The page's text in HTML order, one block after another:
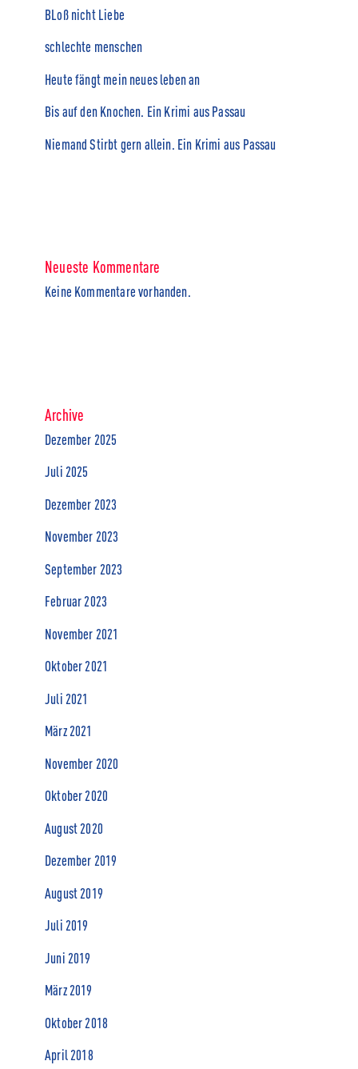
BLoß nicht Liebe
schlechte menschen
Heute fängt mein neues leben an
Bis auf den Knochen. Ein Krimi aus Passau
Niemand Stirbt gern allein. Ein Krimi aus Passau
Neueste Kommentare
Keine Kommentare vorhanden.
Archive
Dezember 2025
Juli 2025
Dezember 2023
November 2023
September 2023
Februar 2023
November 2021
Oktober 2021
Juli 2021
März 2021
November 2020
Oktober 2020
August 2020
Dezember 2019
August 2019
Juli 2019
Juni 2019
März 2019
Oktober 2018
April 2018